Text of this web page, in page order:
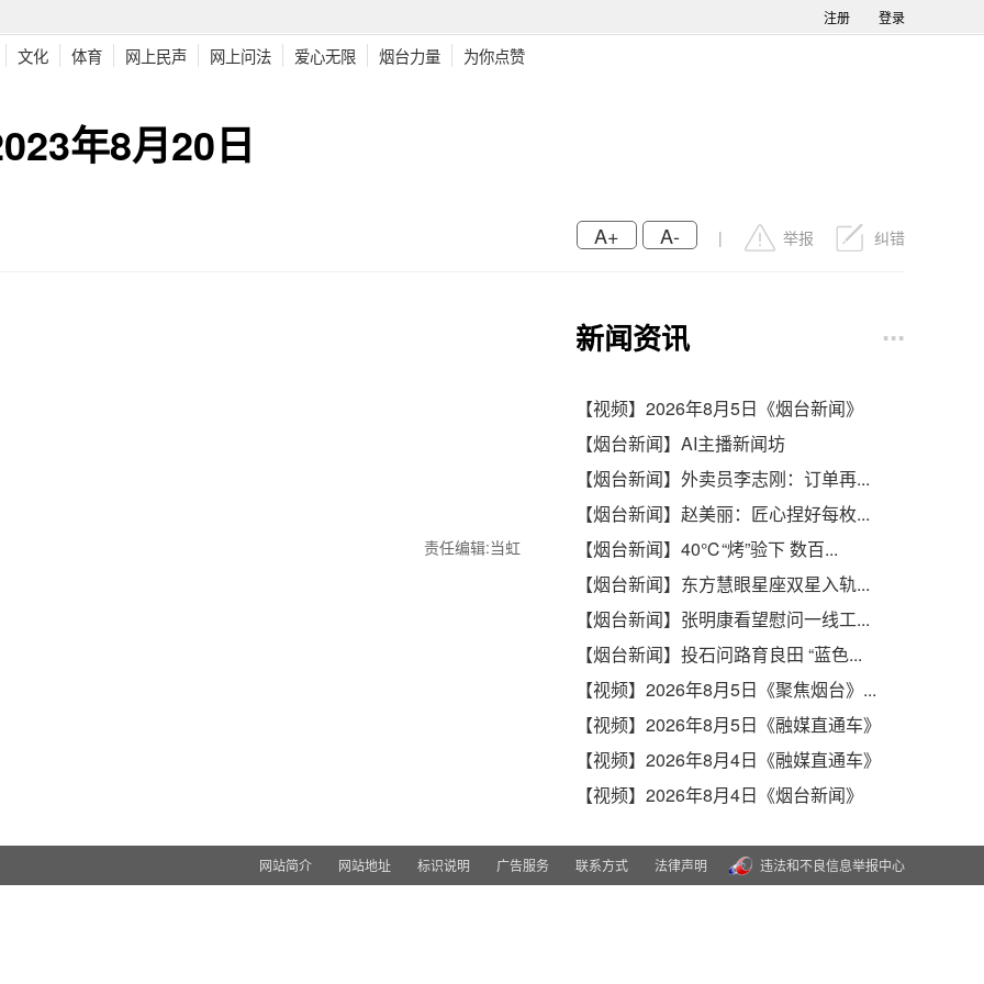
注册 登录
文化 体育 网上民声 网上问法 爱心无限 烟台力量 为你点赞
年8月20日
A+ A- | 举报 纠错
责任编辑:当虹
新闻资讯 ∙∙∙
【视频】2026年8月5日《烟台新闻》
【烟台新闻】AI主播新闻坊
【烟台新闻】外卖员李志刚：订单再...
【烟台新闻】赵美丽：匠心捏好每枚...
【烟台新闻】40℃“烤”验下 数百...
【烟台新闻】东方慧眼星座双星入轨...
【烟台新闻】张明康看望慰问一线工...
【烟台新闻】投石问路育良田 “蓝色...
【视频】2026年8月5日《聚焦烟台》...
【视频】2026年8月5日《融媒直通车》
【视频】2026年8月4日《融媒直通车》
【视频】2026年8月4日《烟台新闻》
网站简介 网站地址 标识说明 广告服务 联系方式 法律声明 违法和不良信息举报中心